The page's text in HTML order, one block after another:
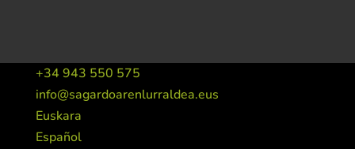
+34 943 550 575
info@sagardoarenlurraldea.eus
Euskara
Español